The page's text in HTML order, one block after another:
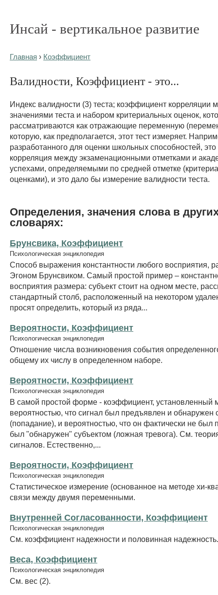
Инсай - вертикальное развитие
Главная › Коэффициент
Валидности, Коэффициент - это...
Индекс валидности (3) теста; коэффициент корреляции
значениями теста и набором критериальных оценок,
рассматриваются как отражающие переменную
которую, как предполагается, этот тест измеряет.
разработанного для оценки школьных способностей,
корреляция между экзаменационными отметками и
успехами, определяемыми по средней отметке
оценками), и это дало бы измерение валидности теста.
Определения, значения слова в
словарях:
Брунсвика, Коэффициент
Психологическая энциклопедия
Способ выражения константности любого восприятия,
Эгоном Брунсвиком. Самый простой пример –
восприятия размера: субъект стоит на одном месте,
стандартный столб, расположенный на некотором
просят определить, который из ряда...
Вероятности, Коэффициент
Психологическая энциклопедия
Отношение числа возникновения события
общему их числу в определенном наборе.
Вероятности, Коэффициент
Психологическая энциклопедия
В самой простой форме - коэффициент, установленный
вероятностью, что сигнал был предъявлен и обнаружен
(попадание), и вероятностью, что он фактически не был
был "обнаружен" субъектом (ложная тревога). См.
сигналов. Естественно,...
Вероятности, Коэффициент
Психологическая энциклопедия
Статистическое измерение (основанное на методе хи-
связи между двумя переменными.
Внутренней Согласованности, Коэффициент
Психологическая энциклопедия
См. коэффициент надежности и половинная надежность.
Веса, Коэффициент
Психологическая энциклопедия
См. вес (2).